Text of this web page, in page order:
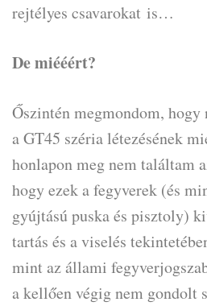
rejtélyes csavarokat is…
De miééért?
Őszintén megmondom, hogy
a GT45 széria létezésének
honlapon meg nem találtam
hogy ezek a fegyverek (és
gyújtású puska és pisztoly)
tartás és a viselés
mint az állami
a kellően végig nem gondolt